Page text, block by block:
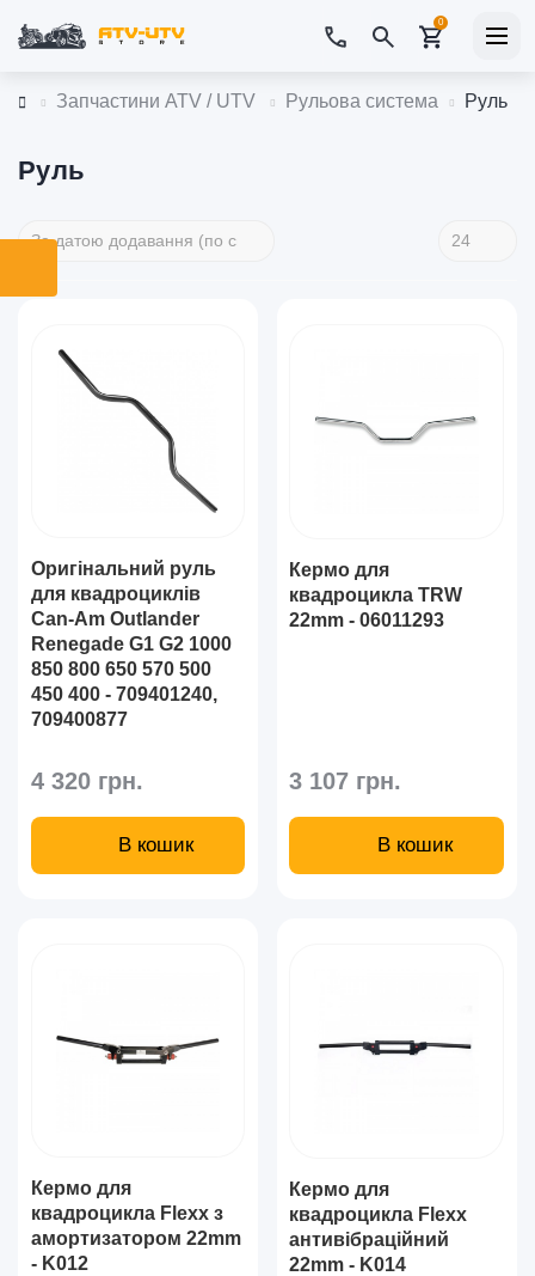
0
Запчастини ATV / UTV Рульова система Руль
Руль
Оригінальний руль
для квадроциклів
Can-Am Outlander
Renegade G1 G2 1000
850 800 650 570 500
450 400 - 709401240,
709400877
4 320 грн.
В кошик
Кермо для
квадроцикла TRW
22mm - 06011293
3 107 грн.
В кошик
Кермо для
квадроцикла Flexx з
амортизатором 22mm
- K012
Кермо для
квадроцикла Flexx
антивібраційний
22mm - K014